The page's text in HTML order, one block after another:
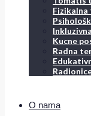
Kucne
Radna
O nama